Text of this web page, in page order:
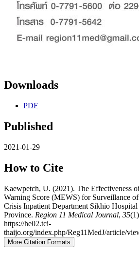
Downloads
PDF
Published
2021-01-29
How to Cite
Kaewpetch, U. (2021). The Effectiveness
Warning Score (MEWS) for Surveillance
Crisis Inpatient Department Sikhio
Province. Region 11 Medical Journal, 35
https://he02.tci-
thaijo.org/index.php/Reg11MedJ/article/
More Citation Formats